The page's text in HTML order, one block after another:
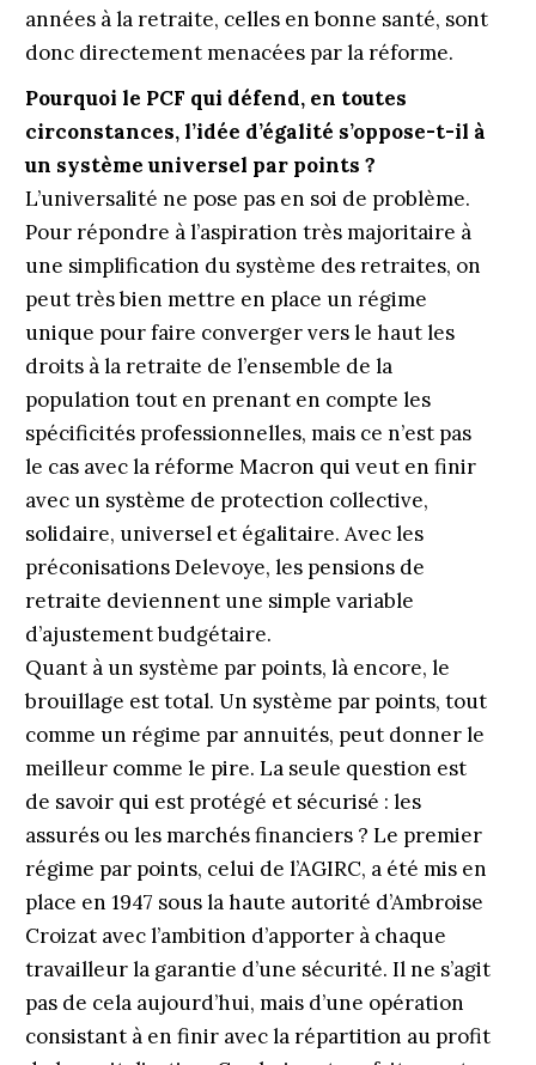
années à la retraite, celles en bonne santé, sont
donc directement menacées par la réforme.
Pourquoi le PCF qui défend, en toutes
circonstances, l’idée d’égalité s’oppose-t-il à
un système universel par points ?
L’universalité ne pose pas en soi de problème.
Pour répondre à l’aspiration très majoritaire à
une simplification du système des retraites, on
peut très bien mettre en place un régime
unique pour faire converger vers le haut les
droits à la retraite de l’ensemble de la
population tout en prenant en compte les
spécificités professionnelles, mais ce n’est pas
le cas avec la réforme Macron qui veut en finir
avec un système de protection collective,
solidaire, universel et égalitaire. Avec les
préconisations Delevoye, les pensions de
retraite deviennent une simple variable
d’ajustement budgétaire.
Quant à un système par points, là encore, le
brouillage est total. Un système par points, tout
comme un régime par annuités, peut donner le
meilleur comme le pire. La seule question est
de savoir qui est protégé et sécurisé : les
assurés ou les marchés financiers ? Le premier
régime par points, celui de l’AGIRC, a été mis en
place en 1947 sous la haute autorité d’Ambroise
Croizat avec l’ambition d’apporter à chaque
travailleur la garantie d’une sécurité. Il ne s’agit
pas de cela aujourd’hui, mais d’une opération
consistant à en finir avec la répartition au profit